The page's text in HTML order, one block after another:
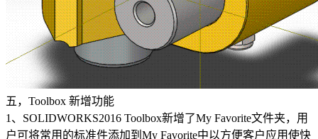
五，Toolbox 新增功能
1、SOLIDWORKS2016 Toolbox新增了My Favorite文件夹，用
户可将常用的标准件添加到My Favorite中以方便客户应用使快